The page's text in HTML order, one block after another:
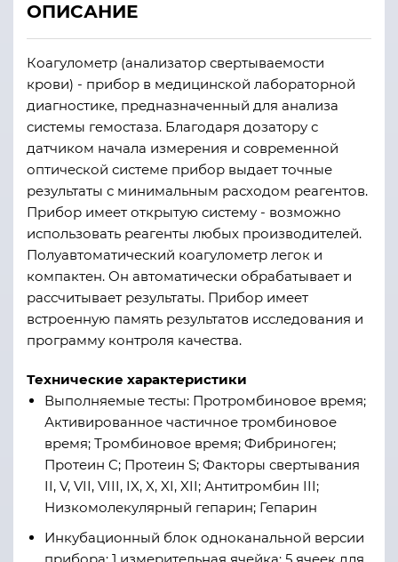
ОПИСАНИЕ
Коагулометр (анализатор свертываемости
крови) - прибор в медицинской лабораторной
диагностике, предназначенный для анализа
системы гемостаза. Благодаря дозатору с
датчиком начала измерения и современной
оптической системе прибор выдает точные
результаты с минимальным расходом реагентов.
Прибор имеет открытую систему - возможно
использовать реагенты любых производителей.
Полуавтоматический коагулометр легок и
компактен. Он автоматически обрабатывает и
рассчитывает результаты. Прибор имеет
встроенную память результатов исследования и
программу контроля качества.
Технические характеристики
Выполняемые тесты: Протромбиновое время;
Активированное частичное тромбиновое
время; Тромбиновое время; Фибриноген;
Протеин C; Протеин S; Факторы свертывания
II, V, VII, VIII, IX, X, XI, XII; Антитромбин III;
Низкомолекулярный гепарин; Гепарин
Инкубационный блок одноканальной версии